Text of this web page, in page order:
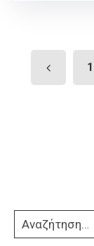
1